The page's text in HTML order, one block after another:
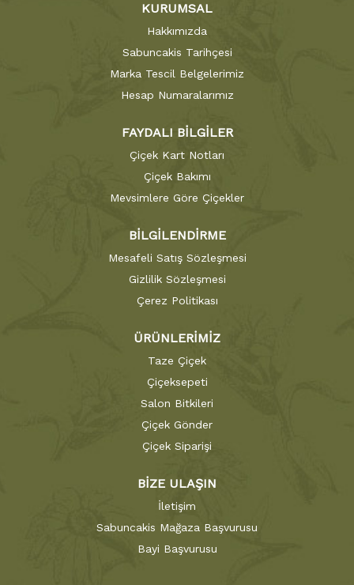
KURUMSAL
Hakkımızda
Sabuncakis Tarihçesi
Marka Tescil Belgelerimiz
Hesap Numaralarımız
FAYDALI BİLGİLER
Çiçek Kart Notları
Çiçek Bakımı
Mevsimlere Göre Çiçekler
BİLGİLENDİRME
Mesafeli Satış Sözleşmesi
Gizlilik Sözleşmesi
Çerez Politikası
ÜRÜNLERİMİZ
Taze Çiçek
Çiçeksepeti
Salon Bitkileri
Çiçek Gönder
Çiçek Siparişi
BİZE ULAŞIN
İletişim
Sabuncakis Mağaza Başvurusu
Bayi Başvurusu